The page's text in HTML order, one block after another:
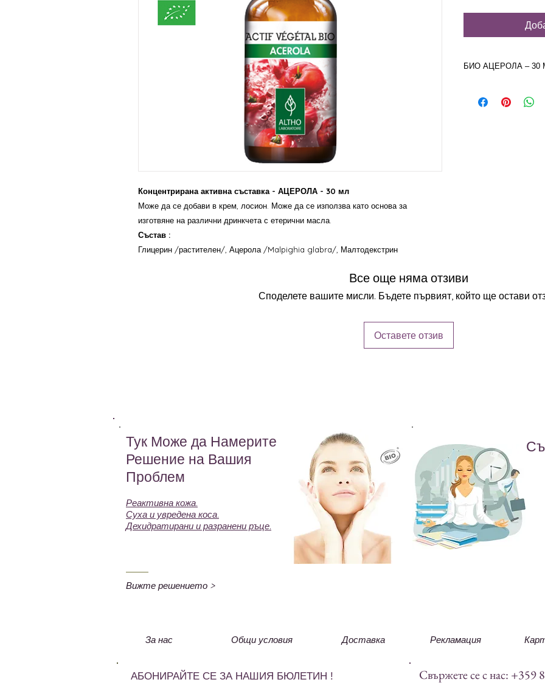
Концентрирана активна съставка - АЦЕРОЛА - 30 мл
Може да се добави в крем, лосион. Може да се използва като основа за
изготвяне на различни дринкчета с етерични масла.
Състав :
Глицерин /растителен/, Ацерола /Malpighia glabra/, Малтодекстрин
БИО АЦЕРОЛА – 30
Използвана част от
Предпазни мерки :
доведе до болки в
Състав:
Все още няма отзиви
Споделете вашите мисли. Бъдете първият, който ще остави
Оставете отзив
Тук Може да Намерите
Решение на Вашия
Проблем
Реактивна кожа.
Суха и увредена коса.
Дехидратирани и разранени ръце.
Вижте решението >
За нас Общи условия Доставка Рекламация
АБОНИРАЙТЕ СЕ ЗА НАШИЯ БЮЛЕТИН !
Свържете се с нас: +359